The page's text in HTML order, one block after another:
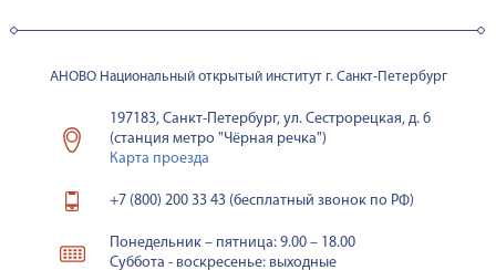
АНОВО Национальный открытый институт г. Санкт-Петербург
197183, Санкт-Петербург, ул. Сестрорецкая, д. 6
(станция метро "Чёрная речка")
Карта проезда
+7 (800) 200 33 43 (бесплатный звонок по РФ)
Понедельник – пятница: 9.00 – 18.00
Суббота - воскресенье: выходные